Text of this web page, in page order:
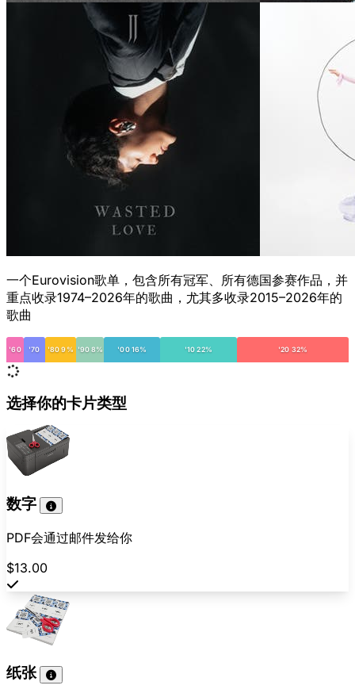
一个Eurovision歌单，包含所有冠军、所有德国参赛作品，并
重点收录1974–2026年的歌曲，尤其多收录2015–2026年的
歌曲
'60 '70 '80 9% '90 8% '00 16% '10 22% '20 32%
选择你的卡片类型
数字
PDF会通过邮件发给你
$13.00
纸张